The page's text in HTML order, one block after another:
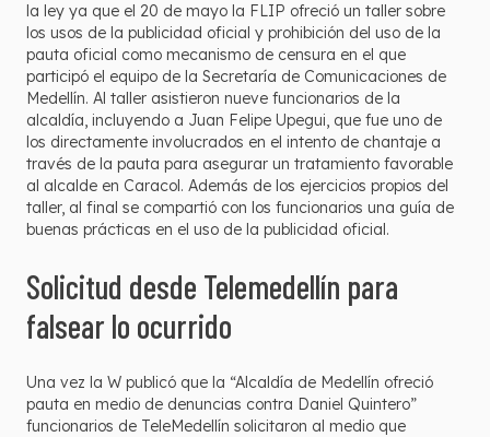
la ley ya que el 20 de mayo la FLIP ofreció un taller sobre
los usos de la publicidad oficial y prohibición del uso de la
pauta oficial como mecanismo de censura en el que
participó el equipo de la Secretaría de Comunicaciones de
Medellín. Al taller asistieron nueve funcionarios de la
alcaldía, incluyendo a Juan Felipe Upegui, que fue uno de
los directamente involucrados en el intento de chantaje a
través de la pauta para asegurar un tratamiento favorable
al alcalde en Caracol. Además de los ejercicios propios del
taller, al final se compartió con los funcionarios una guía de
buenas prácticas en el uso de la publicidad oficial.
Solicitud desde Telemedellín para
falsear lo ocurrido
Una vez la W publicó que la “Alcaldía de Medellín ofreció
pauta en medio de denuncias contra Daniel Quintero”
funcionarios de TeleMedellín solicitaron al medio que